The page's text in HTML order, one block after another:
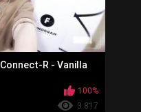
R - Vanilla
100%
3 817